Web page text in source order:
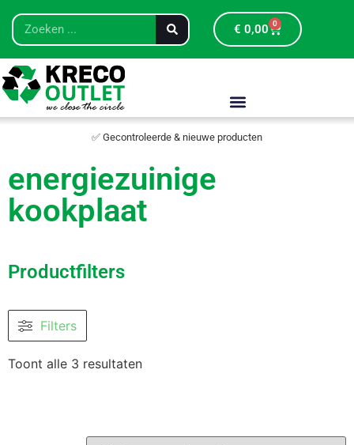
€ 0,00 0
✅ Gecontroleerde & nieuwe producten
energiezuinige
kookplaat
Productfilters
Filters
Toont alle 3 resultaten